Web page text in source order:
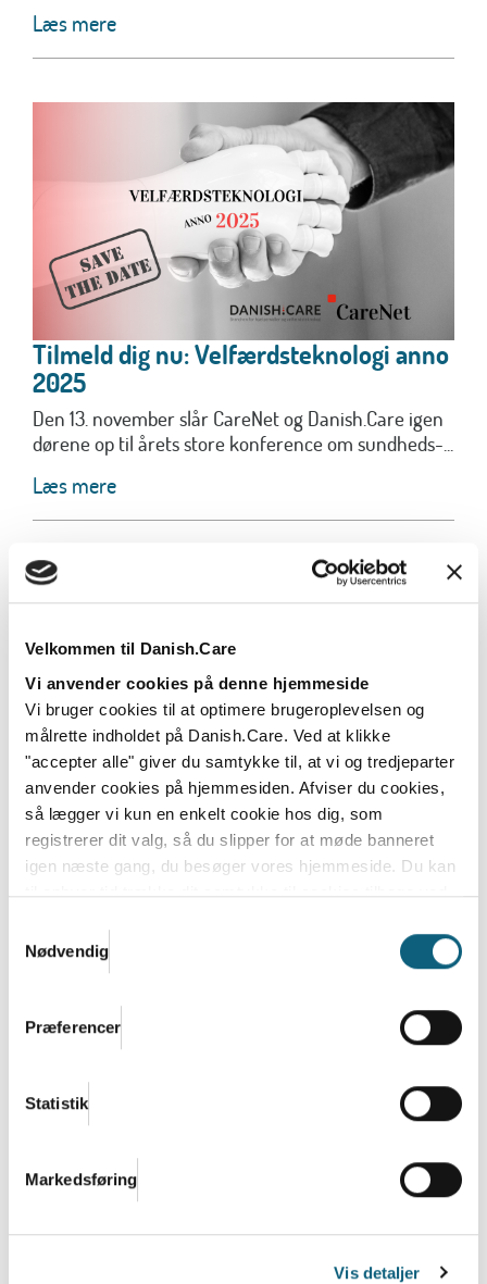
Velkommen til Danish.Care
Vi anvender cookies på denne hjemmeside
Vi bruger cookies til at optimere brugeroplevelsen og
målrette indholdet på Danish.Care. Ved at klikke
"accepter alle" giver du samtykke til, at vi og tredjeparter
anvender cookies på hjemmesiden. Afviser du cookies,
så lægger vi kun en enkelt cookie hos dig, som
registrerer dit valg, så du slipper for at møde banneret
igen næste gang, du besøger vores hjemmeside. Du kan
til enhver tid trække dit samtykke til cookies tilbage ved
Danish.Cares privatlivs- og cookiepolitik
Nødvendig
Præferencer
Statistik
Markedsføring
Vis detaljer
Læs mere
Tilmeld dig nu: Velfærdsteknologi anno
2025
Den 13. november slår CareNet og Danish.Care igen
dørene op til årets store konference om sundheds-...
Læs mere
Danish.Care Nyt 8. maj 2025
Læs mere
Danish.Care Årsdag 2025 med
generalforsamling
perspektiv på implementering af velfærdsteknologi